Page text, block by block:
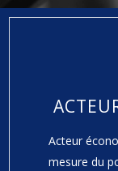
Acteur
mesure du